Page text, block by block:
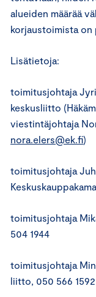
alueiden määrää
korjaustoimista on
Lisätietoja:
toimitusjohtaja Jyri
keskusliitto
viestintäjohtaja
nora.elers@ek.fi)
toimitusjohtaja
toimitusjohtaja
504 1944
toimitusjohtaja
liitto, 050 566 1592